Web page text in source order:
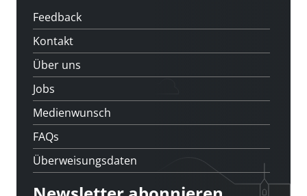
Feedback
Kontakt
Über uns
Jobs
Medienwunsch
FAQs
Überweisungsdaten